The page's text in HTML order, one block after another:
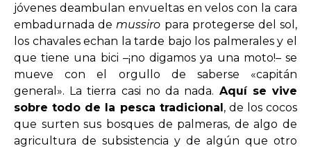
jóvenes deambulan envueltas en velos con la cara
embadurnada de mussiro para protegerse del sol,
los chavales echan la tarde bajo los palmerales y el
que tiene una bici –¡no digamos ya una moto!– se
mueve con el orgullo de saberse «capitán
general». La tierra casi no da nada. Aquí se vive
sobre todo de la pesca tradicional, de los cocos
que surten sus bosques de palmeras, de algo de
agricultura de subsistencia y de algún que otro